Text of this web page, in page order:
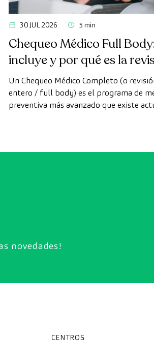
30 JUL 2026 5 min
Chequeo Médico Full
incluye y por qué es la
avanzada
Un Chequeo Médico Completo (o
entero / full body) es el programa de
preventiva más avanzado que existe
exhaustiva el estado de los órganos
novedades!
CENTROS